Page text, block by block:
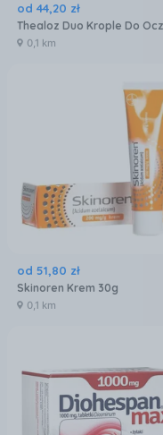
od 44,20 zł
0,1 km
od 51,80 zł
Skinoren Krem 30g
0,1 km